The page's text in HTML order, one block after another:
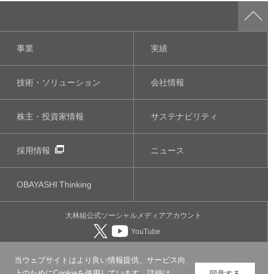
当ウェブサイトはより良い情報提供、サービス向
事業 実績
技術・ソリューション 会社情報
株主・投資家情報 サステナビリティ
採用情報 ニュース
OBAYASHIThinking
大林組公式ソーシャルメディアアカウント
YouTube
このサイトについて 個人情報保護について
ソーシャルメディアポリシー
ウェブアクセシビリティについて